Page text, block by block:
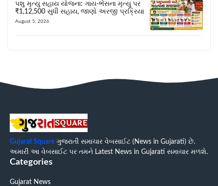
પશુ મૃત્યુ સહાય યોજના: ગાય-ભેંસના મૃત્યુ પર
₹1,12,500 સુધી સહાય, જાણો અરજી પ્રક્રિયા
August 5, 2026
Gujarat Square ગુજરાતી સમાચાર વેબસાઈટ (News in Gujarati) છે.
અમારી આ વેબસાઈટ પર તમને Latest News in Gujarati સમાચાર મળશે.
Categories
Gujarat News